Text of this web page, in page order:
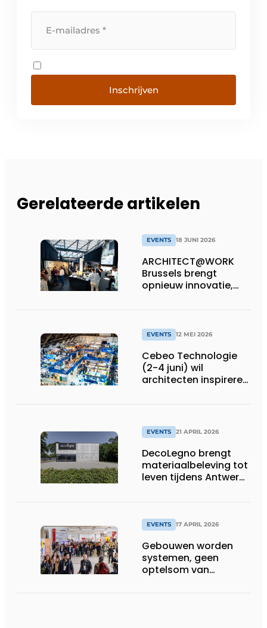
Inschrijven
Gerelateerde artikelen
EVENTS 18 JUNI 2026
ARCHITECT@WORK
Brussels brengt
opnieuw innovatie,
EVENTS 12 MEI 2026
Cebeo Technologie
(2-4 juni) wil
architecten inspireren
EVENTS 21 APRIL 2026
DecoLegno brengt
materiaalbeleving tot
leven tijdens Antwerp
EVENTS 17 APRIL 2026
Gebouwen worden
systemen, geen
optelsom van